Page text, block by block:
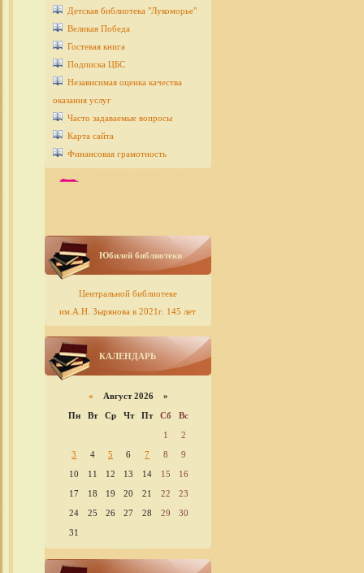
Детcкая библиотека "Лукоморье"
Великая Победа
Гостевая книга
Подписка ЦБС
Независимая оценка качества
оказания услуг
Часто задаваемые вопросы
Карта сайта
Финансовая грамотность
Юбилей библиотеки
Центральной библиотеке
им.А.Н. Зырянова в 2021г. 145 лет
КАЛЕНДАРЬ
« Август 2026 »
Пн
Вт Ср Чт Пт Сб
Вс
1
2
3
4 5 6 7 8
9
10
11 12 13 14 15
16
17
18 19 20 21 22
23
24
25 26 27 28 29
30
31